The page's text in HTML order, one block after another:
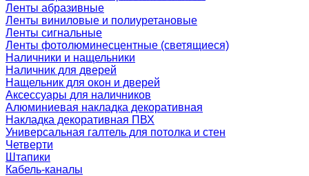
Ленты абразивные
Ленты виниловые и полиуретановые
Ленты сигнальные
Ленты фотолюминесцентные (светящиеся)
Наличники и нащельники
Наличник для дверей
Нащельник для окон и дверей
Аксессуары для наличников
Алюминиевая накладка декоративная
Накладка декоративная ПВХ
Универсальная галтель для потолка и стен
Четверти
Штапики
Кабель-каналы